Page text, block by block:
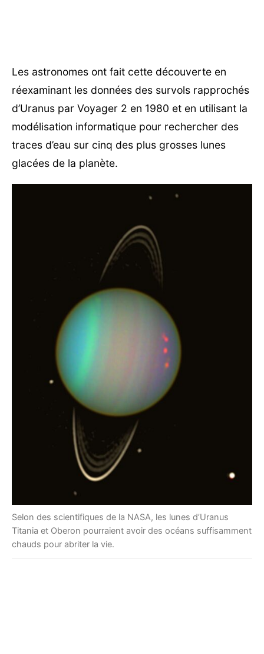
Les astronomes ont fait cette découverte en
réexaminant les données des survols rapprochés
d’Uranus par Voyager 2 en 1980 et en utilisant la
modélisation informatique pour rechercher des
traces d’eau sur cinq des plus grosses lunes
glacées de la planète.
Selon des scientifiques de la NASA, les lunes d’Uranus
Titania et Oberon pourraient avoir des océans suffisamment
chauds pour abriter la vie.